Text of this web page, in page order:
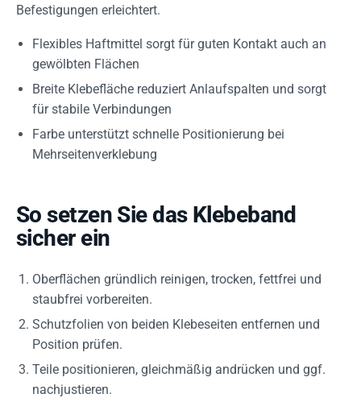
Befestigungen erleichtert.
Flexibles Haftmittel sorgt für guten Kontakt auch an
gewölbten Flächen
Breite Klebefläche reduziert Anlaufspalten und sorgt
für stabile Verbindungen
Farbe unterstützt schnelle Positionierung bei
Mehrseitenverklebung
So setzen Sie das Klebeband
sicher ein
Oberflächen gründlich reinigen, trocken, fettfrei und
staubfrei vorbereiten.
Schutzfolien von beiden Klebeseiten entfernen und
Position prüfen.
Teile positionieren, gleichmäßig andrücken und ggf.
nachjustieren.